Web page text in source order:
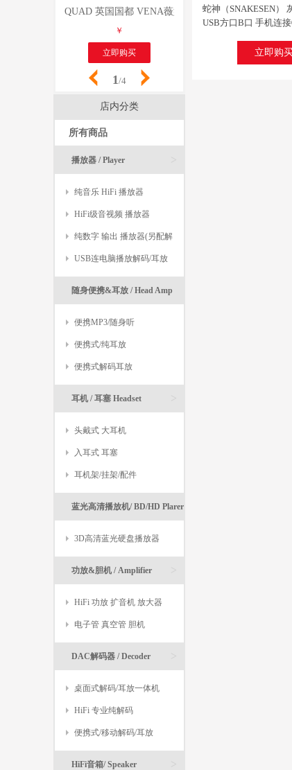
1/4
QUAD 英国国都 VENA薇娜HIFI功放 CS4398解码器
￥
立即购买
Dugood度高 MP100
立即购买
店内分类
所有商品
播放器 / Player
纯音乐 HiFi 播放器
HiFi级音视频 播放器
纯数字 输出 播放器(另配解
码)USB连电脑播放解码/耳放
随身便携&耳放 / Head Amp
便携MP3/随身听
便携式/纯耳放
便携式解码耳放
耳机 / 耳塞 Headset
头戴式 大耳机
入耳式 耳塞
耳机架/挂架/配件
蓝光高清播放机/ BD/HD Plarer
3D高清蓝光硬盘播放器
功放&胆机 / Amplifier
HiFi 功放 扩音机 放大器
电子管 真空管 胆机
DAC解码器 / Decoder
桌面式解码/耳放一体机
HiFi 专业纯解码
便携式/移动解码/耳放
HiFi音箱/ Speaker
人已评价
蛇神（SNAKESEN）
USB方口B口 手机连
立即购